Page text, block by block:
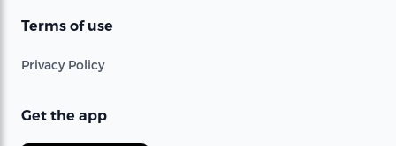
Terms of use
Privacy Policy
Get the app